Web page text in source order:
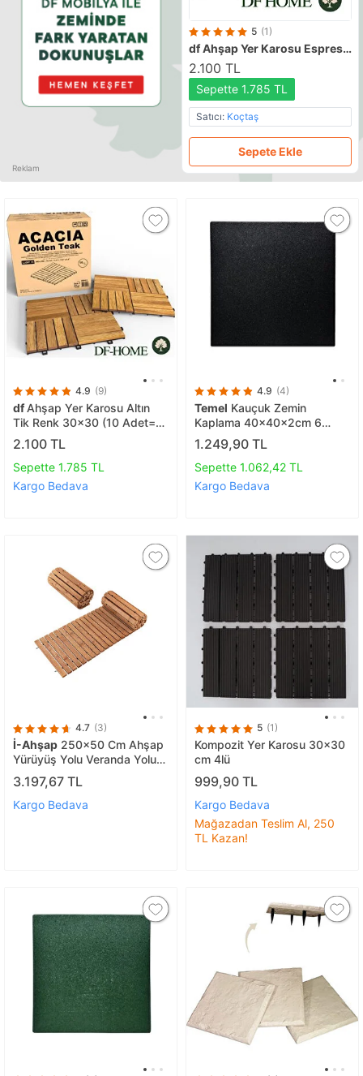
Reklam
5 (1)
dfAhşap Yer Karosu Espresso Renk 30x30 (10 Adet= 0.9m2)
2.100 TL
Sepette 1.785 TL
Satıcı: Koçtaş
Sepete Ekle
4.9 (9)
dfAhşap Yer Karosu Altın
Tik Renk 30x30 (10 Adet=
0.9m2)
2.100 TL
Sepette 1.785 TL
Kargo Bedava
4.9 (4)
Temel Kauçuk Zemin
Kaplama 40x40x2cm 6
Adet Tse Belgeli Siyah
1.249,90 TL
Sepette 1.062,42 TL
Kargo Bedava
4.7 (3)
İ-Ahşap 250x50 Cm Ahşap
Yürüyüş Yolu Veranda Yolu
Yürüme Yolu Bahçe Yolu
3.197,67 TL
Kargo Bedava
5 (1)
Kompozit Yer Karosu 30x30
cm 4lü
999,90 TL
Kargo Bedava
Mağazadan Teslim Al, 250
TL Kazan!